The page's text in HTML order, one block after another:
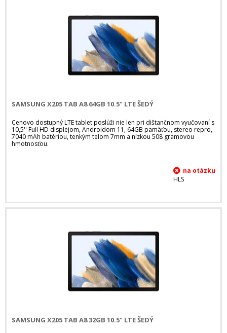
SAMSUNG X205 TAB A8 64GB 10.5" LTE ŠEDÝ
Cenovo dostupný LTE tablet poslúži nie len pri dištančnom vyučovaní s
10,5'' Full HD displejom, Androidom 11, 64GB pamäťou, stereo repro,
7040 mAh batériou, tenkým telom 7mm a nízkou 508 gramovou
hmotnosťou.
HLS
SAMSUNG X205 TAB A8 32GB 10.5" LTE ŠEDÝ